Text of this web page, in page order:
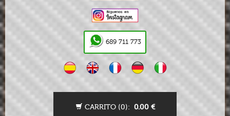
689 711 773
CARRITO (0): 0.00€